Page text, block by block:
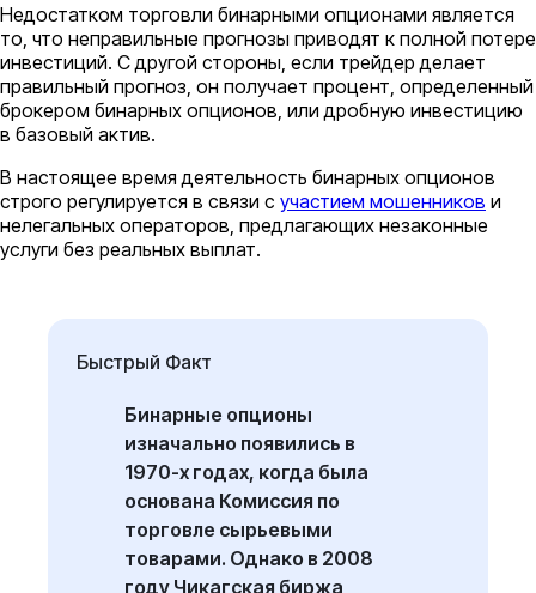
Недостатком торговли бинарными опционами является
то, что неправильные прогнозы приводят к полной потере
инвестиций. С другой стороны, если трейдер делает
правильный прогноз, он получает процент, определенный
брокером бинарных опционов, или дробную инвестицию
в базовый актив.
В настоящее время деятельность бинарных опционов
строго регулируется в связи с участием мошенников и
нелегальных операторов, предлагающих незаконные
услуги без реальных выплат.
Бинарные опционы
изначально появились в
1970-х годах, когда была
основана Комиссия по
торговле сырьевыми
товарами. Однако в 2008
году Чикагская биржа
Быстрый Факт